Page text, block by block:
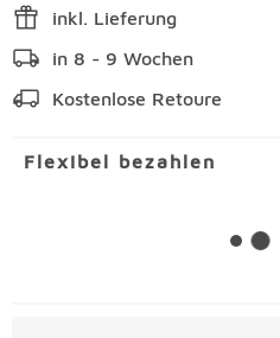
inkl. Lieferung
in 8 - 9 Wochen
Kostenlose Retoure
Flexibel bezahlen